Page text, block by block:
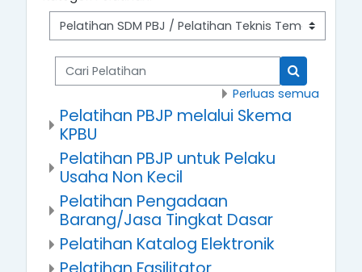
Cari Pelatihan
Cari
Perluas semua
Pelatihan PBJP melalui Skema
KPBU
Pelatihan PBJP untuk Pelaku
Usaha Non Kecil
Pelatihan Pengadaan
Barang/Jasa Tingkat Dasar
Pelatihan Katalog Elektronik